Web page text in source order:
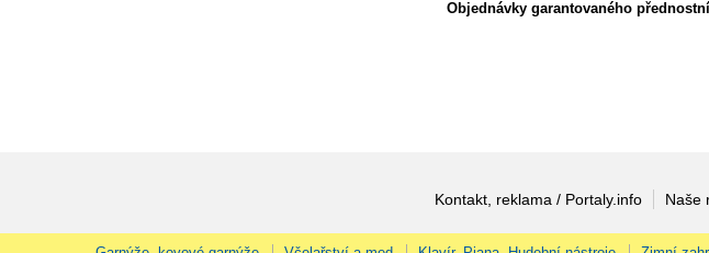
Objednávky garantovaného
Kontakt, reklama / Portaly.info Naše